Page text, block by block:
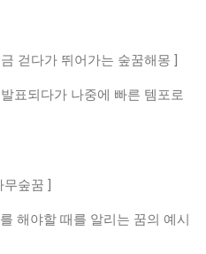
걷다가 뛰어가는 숲꿈해몽 ]
표되다가 나중에 빠른 템포로
숲꿈 ]
해야할 때를 알리는 꿈의 예시